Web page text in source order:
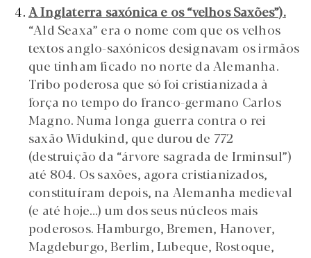
A Inglaterra saxónica e os “velhos Saxões”).
“Ald Seaxa” era o nome com que os velhos
textos anglo-saxónicos designavam os irmãos
que tinham ficado no norte da Alemanha.
Tribo poderosa que só foi cristianizada à
força no tempo do franco-germano Carlos
Magno. Numa longa guerra contra o rei
saxão Widukind, que durou de 772
(destruição da “árvore sagrada de Irminsul”)
até 804. Os saxões, agora cristianizados,
constituíram depois, na Alemanha medieval
(e até hoje…) um dos seus núcleos mais
poderosos. Hamburgo, Bremen, Hanover,
Magdeburgo, Berlim, Lubeque, Rostoque,